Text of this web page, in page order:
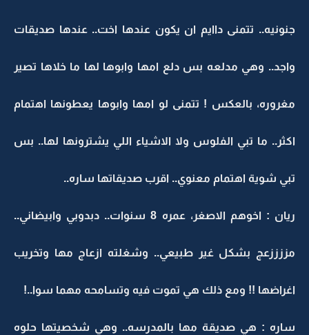
جنونيه.. تتمنى داايم ان يكون عندها اخت.. عندها صديقات
واجد.. وهي مدلعه بس دلع امها وابوها لها ما خلاها تصير
مغروره، بالعكس ! تتمنى لو امها وابوها يعطونها اهتمام
اكثر.. ما تبي الفلوس ولا الاشياء اللي يشترونها لها.. بس
تبي شوية اهتمام معنوي.. اقرب صديقاتها ساره..
ريان : اخوهم الاصغر، عمره 8 سنوات.. دبدوبي وابيضاني..
مززززعج بشكل غير طبيعي.. وشغلته ازعاج مها وتخريب
اغراضها !! ومع ذلك هي تموت فيه وتسامحه مهما سوا..!
ساره : هي صديقة مها بالمدرسه.. وهي شخصيتها حلوه